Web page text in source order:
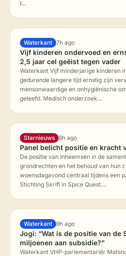
t...
Waterkant 7h ago
Vijf kinderen ondervoed en
2,5 jaar cel geëist tegen vader
Waterkant Vijf minderjarige kinderen
gedurende langere tijd ernstig zijn
mensonwaardige en onhygiënische
geleefd. Medisch onderzoek...
Starnieuws 8h ago
Panel belicht positie en kracht
De positie van Inheemsen in de
grondrechten en het behoud van hun
woensdagavond centraal tijdens een
Stichting Skrifi in Spice Quest....
Waterkant 9h ago
Jogi: “Wat is de positie van de
miljoenen aan subsidie?”
Waterkant VHP-parlementariër